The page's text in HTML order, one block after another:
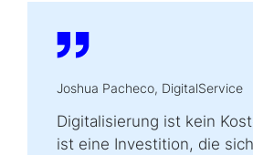
Joshua Pacheco, DigitalService
Digitalisierung ist kein
ist eine Investition, die